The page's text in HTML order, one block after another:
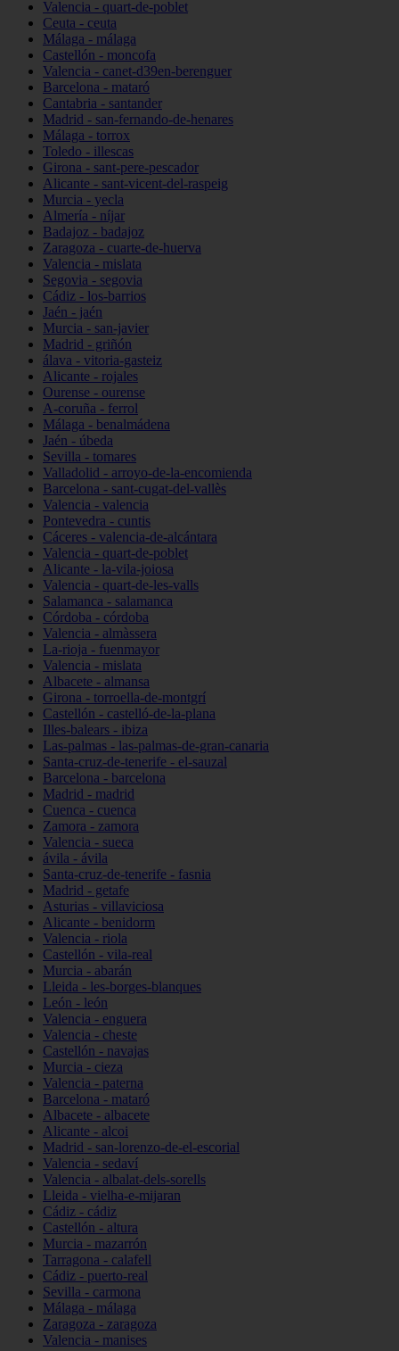
Valencia - quart-de-poblet
Ceuta - ceuta
Málaga - málaga
Castellón - moncofa
Valencia - canet-d39en-berenguer
Barcelona - mataró
Cantabria - santander
Madrid - san-fernando-de-henares
Málaga - torrox
Toledo - illescas
Girona - sant-pere-pescador
Alicante - sant-vicent-del-raspeig
Murcia - yecla
Almería - níjar
Badajoz - badajoz
Zaragoza - cuarte-de-huerva
Valencia - mislata
Segovia - segovia
Cádiz - los-barrios
Jaén - jaén
Murcia - san-javier
Madrid - griñón
álava - vitoria-gasteiz
Alicante - rojales
Ourense - ourense
A-coruña - ferrol
Málaga - benalmádena
Jaén - úbeda
Sevilla - tomares
Valladolid - arroyo-de-la-encomienda
Barcelona - sant-cugat-del-vallès
Valencia - valencia
Pontevedra - cuntis
Cáceres - valencia-de-alcántara
Valencia - quart-de-poblet
Alicante - la-vila-joiosa
Valencia - quart-de-les-valls
Salamanca - salamanca
Córdoba - córdoba
Valencia - almàssera
La-rioja - fuenmayor
Valencia - mislata
Albacete - almansa
Girona - torroella-de-montgrí
Castellón - castelló-de-la-plana
Illes-balears - ibiza
Las-palmas - las-palmas-de-gran-canaria
Santa-cruz-de-tenerife - el-sauzal
Barcelona - barcelona
Madrid - madrid
Cuenca - cuenca
Zamora - zamora
Valencia - sueca
ávila - ávila
Santa-cruz-de-tenerife - fasnia
Madrid - getafe
Asturias - villaviciosa
Alicante - benidorm
Valencia - riola
Castellón - vila-real
Murcia - abarán
Lleida - les-borges-blanques
León - león
Valencia - enguera
Valencia - cheste
Castellón - navajas
Murcia - cieza
Valencia - paterna
Barcelona - mataró
Albacete - albacete
Alicante - alcoi
Madrid - san-lorenzo-de-el-escorial
Valencia - sedaví
Valencia - albalat-dels-sorells
Lleida - vielha-e-mijaran
Cádiz - cádiz
Castellón - altura
Murcia - mazarrón
Tarragona - calafell
Cádiz - puerto-real
Sevilla - carmona
Málaga - málaga
Zaragoza - zaragoza
Valencia - manises